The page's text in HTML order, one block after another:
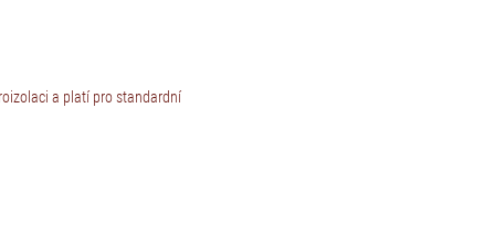
a platí pro standardní